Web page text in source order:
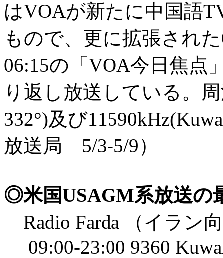
はVOAが新たに中国語
もので、更に拡張され
06:15の「VOA今日焦点
り返し放送している。
332°)及び
放送局 5/3-5/9）
◎米国USAGM系放送の
Radio Farda （イラン
09:00-23:00 9360